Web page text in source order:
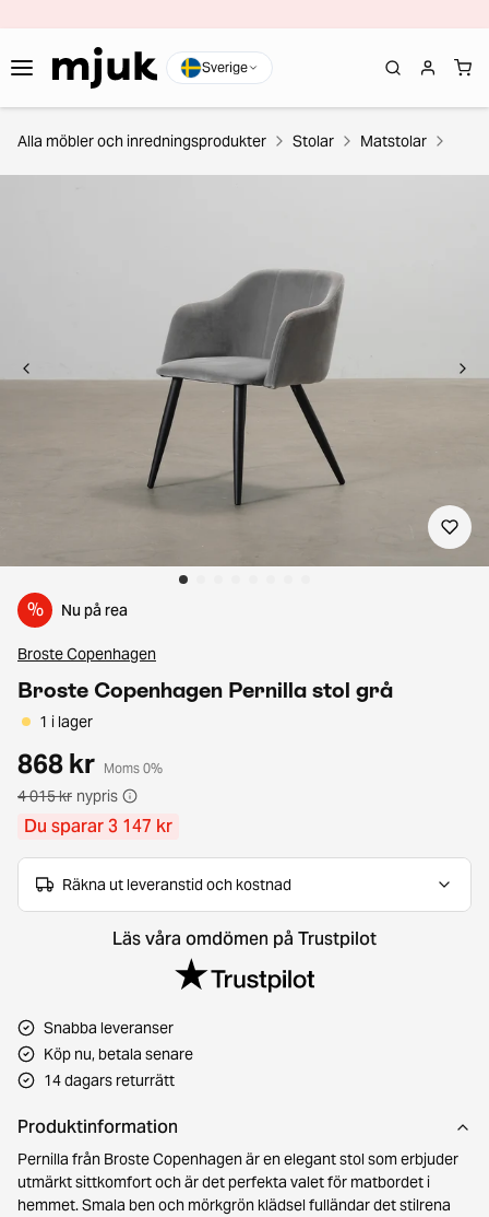
Sverige
Alla möbler och inredningsprodukter Stolar Matstolar
% Nu på rea
Broste Copenhagen
Broste Copenhagen Pernilla stol grå
1 i lager
868 kr Moms 0%
4 015 kr nypris
Du sparar 3 147 kr
Räkna ut leveranstid och kostnad
Läs våra omdömen på Trustpilot
Snabba leveranser
Köp nu, betala senare
14 dagars returrätt
Produktinformation
Pernilla från Broste Copenhagen är en elegant stol som erbjuder
utmärkt sittkomfort och är det perfekta valet för matbordet i
hemmet. Smala ben och mörkgrön klädsel fulländar det stilrena